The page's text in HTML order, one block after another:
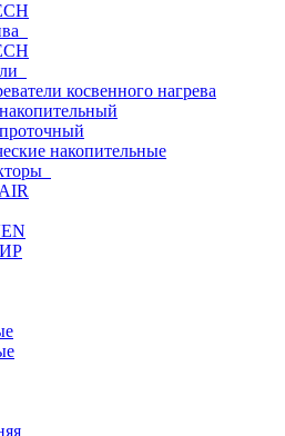
косвенного нагрева
накопительные